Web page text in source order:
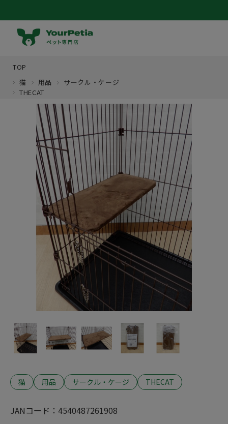
マイページ
フード
おやつ
おもちゃ
サークル・ケージ
お散歩・お出かけ
食器
掃除
フード
おやつ
トイレ用品
タワー
サークル・ケージ
食器
おもちゃ
犬猫共通
ベッド
お手入れ
おやつ
健康
フード
フード
目的から探す
アクア
猫
犬猫共通
犬猫共通
トイレ・衛生ケア
- トイレ
- 掃除
- トイレ
犬
犬猫共通
散歩・お出かけ
犬
ブランドから探す
TOP
猫
用品
サークル・ケージ
THECAT
猫 用品 サークル・ケージ THECAT
JANコード： 4540487261908